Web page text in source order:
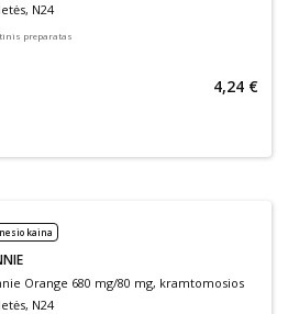
N24
preparatas
4,24 €
kaina
Orange 680 mg/80 mg, kramtomosios
N24